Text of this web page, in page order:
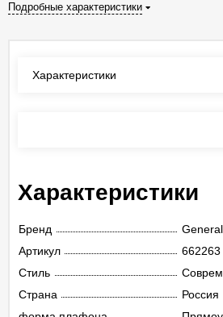
Подробные характеристики
Характеристики
Характеристики
Бренд
General
Артикул
662263
Стиль
Страна
Россия